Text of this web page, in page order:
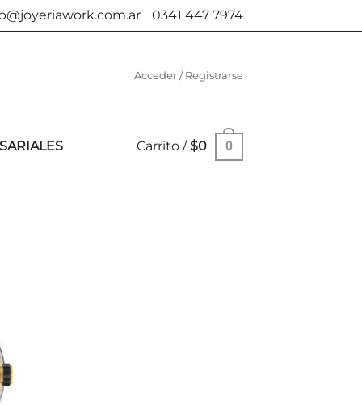
0341 447 7974
Acceder / Registrarse
Carrito /$0 0